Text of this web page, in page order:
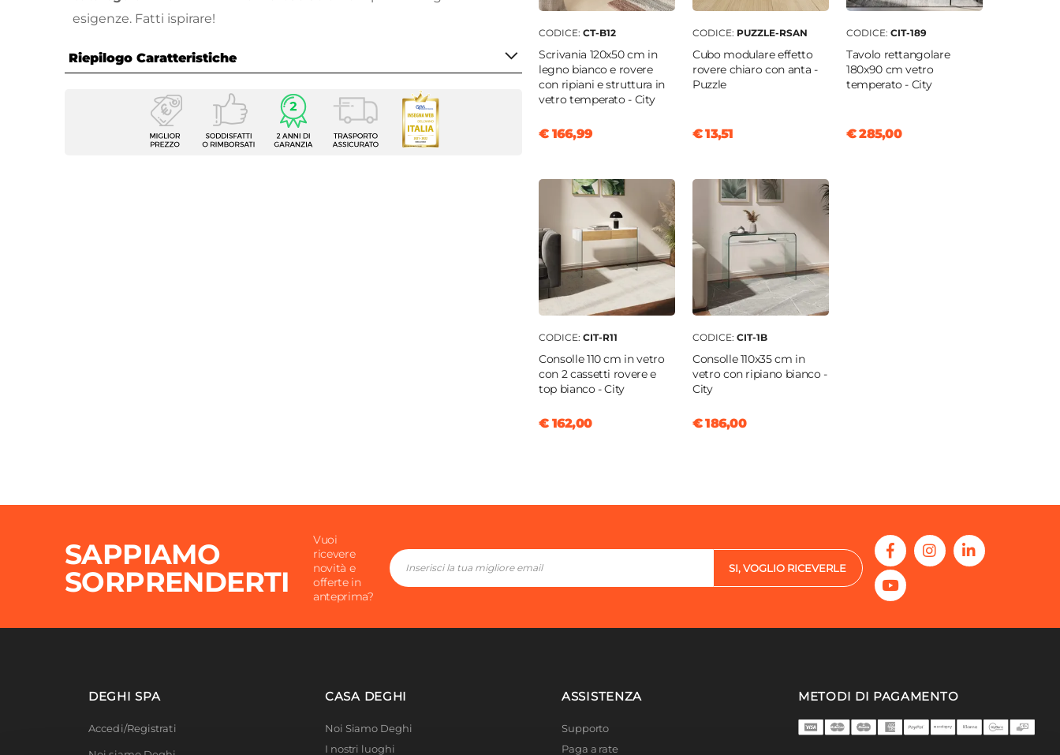
esigenze. Fatti ispirare!
Riepilogo Caratteristiche
Caratteristiche
Libreria
CODICE: CT-B12
Scrivania 120x50 cm in
legno bianco e rovere
con ripiani e struttura in
vetro temperato - City
€ 166,99
CODICE: PUZZLE-RSAN
Cubo modulare effetto
rovere chiaro con anta -
Puzzle
€ 13,51
CODICE: CIT-189
Tavolo rettangolare
180x90 cm vetro
temperato - City
€ 285,00
CODICE: CIT-R11
Consolle 110 cm in vetro
con 2 cassetti rovere e
top bianco - City
€ 162,00
CODICE: CIT-1B
Consolle 110x35 cm in
vetro con ripiano bianco -
City
€ 186,00
SAPPIAMO
SORPRENDERTI
Vuoi
ricevere
novità e
offerte in
anteprima?
SI, VOGLIO RICEVERLE
DEGHI SPA
Accedi/Registrati
CASA DEGHI
Noi Siamo Deghi
I nostri luoghi
ASSISTENZA
Supporto
Paga a rate
METODI DI PAGAMENTO